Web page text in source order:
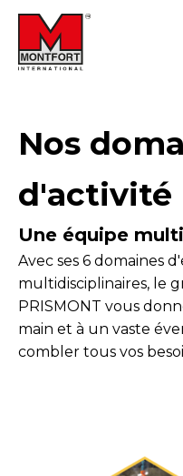
Nos
d'activité
Une équipe
Avec ses 6 domaines
multidisciplinaires, le
PRISMONT vous
main et à un vaste
combler tous vos